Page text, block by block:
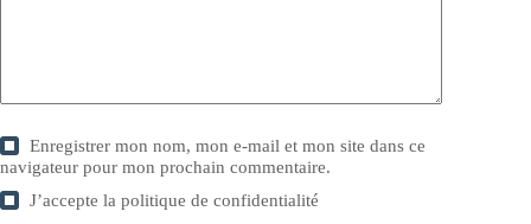
Enregistrer mon nom, mon e-mail et mon site dans ce
navigateur pour mon prochain commentaire.
J’accepte lapolitique de confidentialité